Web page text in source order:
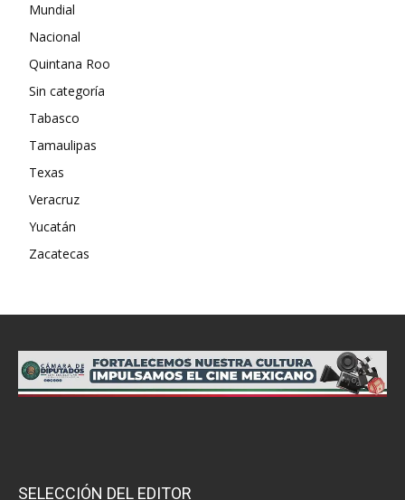
Mundial
Nacional
Quintana Roo
Sin categoría
Tabasco
Tamaulipas
Texas
Veracruz
Yucatán
Zacatecas
SELECCIÓN DEL EDITOR